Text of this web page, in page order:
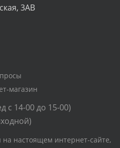
3АВ
магазин
с 14-00 до 15-00)
настоящем интернет-сайте,